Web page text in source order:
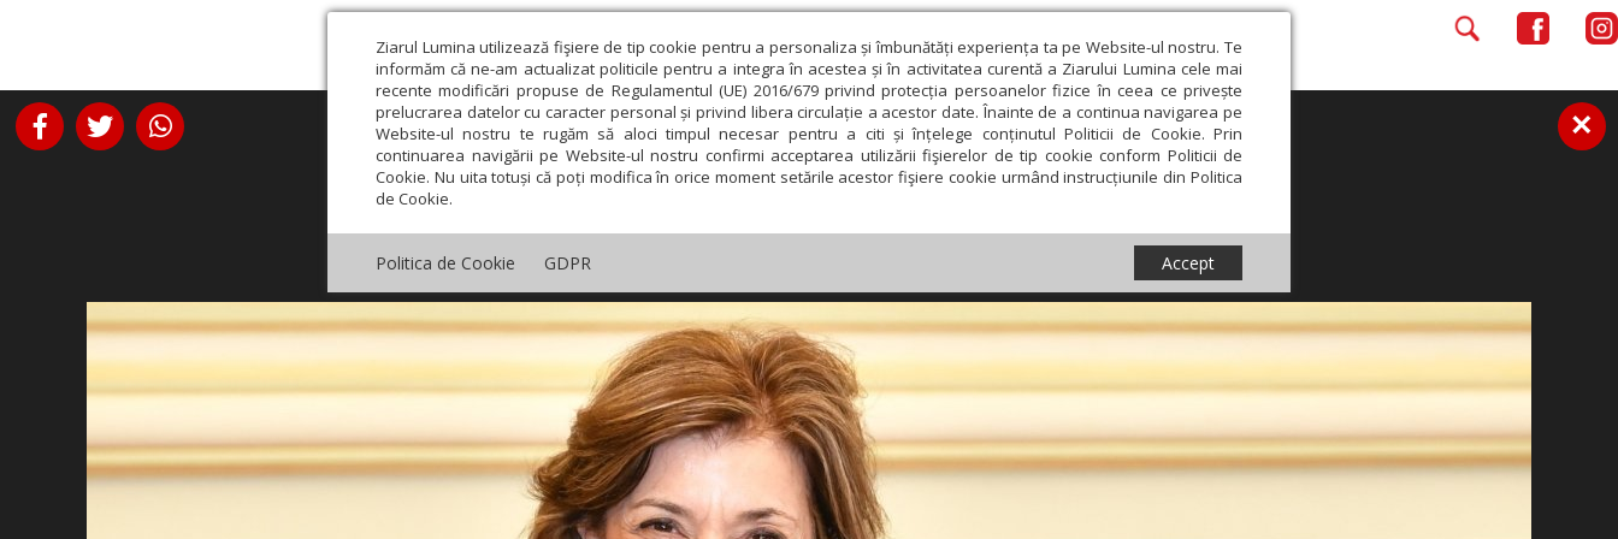
Ziarul Lumina utilizează fişiere de tip cookie pentru a personaliza și îmbunătăți experiența ta pe Website-ul nostru. Te
informăm că ne-am actualizat politicile pentru a integra în acestea și în activitatea curentă a Ziarului Lumina cele mai
recente modificări propuse de Regulamentul (UE) 2016/679 privind protecția persoanelor fizice în ceea ce privește
prelucrarea datelor cu caracter personal și privind libera circulație a acestor date. Înainte de a continua navigarea pe
Website-ul nostru te rugăm să aloci timpul necesar pentru a citi și înțelege conținutul Politicii de Cookie. Prin
continuarea navigării pe Website-ul nostru confirmi acceptarea utilizării fişierelor de tip cookie conform Politicii de
Cookie. Nu uita totuși că poți modifica în orice moment setările acestor fişiere cookie urmând instrucțiunile din Politica
de Cookie.
Politica de Cookie GDPR Accept
×